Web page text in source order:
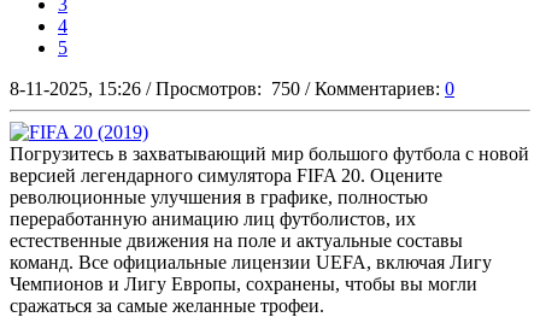
3
4
5
8-11-2025, 15:26 / Просмотров: 750 / Комментариев: 0
Погрузитесь в захватывающий мир большого футбола с новой
версией легендарного симулятора FIFA 20. Оцените
революционные улучшения в графике, полностью
переработанную анимацию лиц футболистов, их
естественные движения на поле и актуальные составы
команд. Все официальные лицензии UEFA, включая Лигу
Чемпионов и Лигу Европы, сохранены, чтобы вы могли
сражаться за самые желанные трофеи.